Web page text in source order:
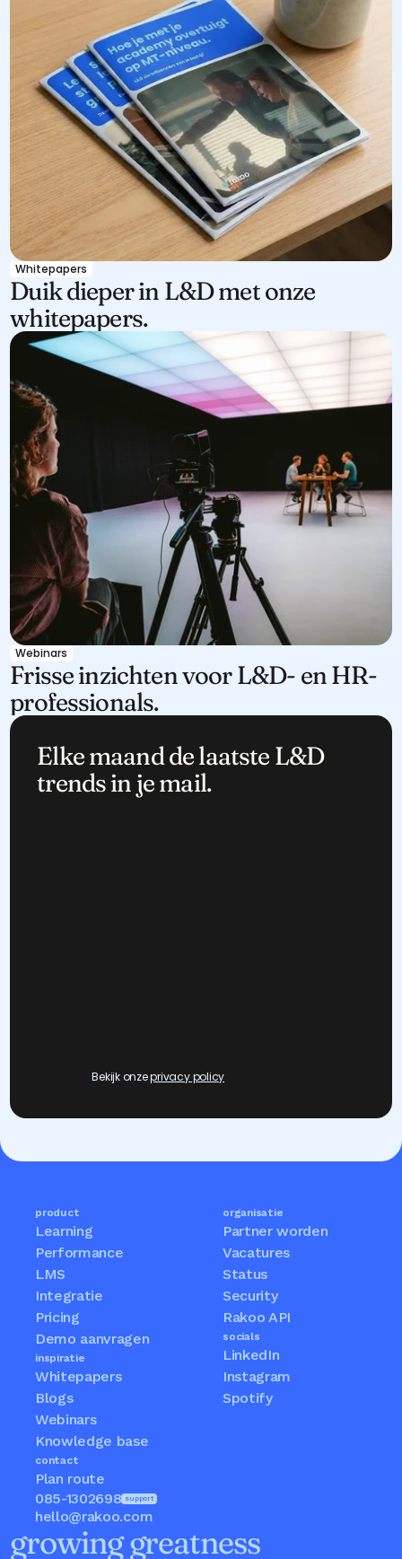
Whitepapers
Duik dieper in L&D met onze
whitepapers.
Webinars
Frisse inzichten voor L&D- en HR-
professionals.
Elke maand de laatste L&D
trends in je mail.
Bekijk onze privacy policy
product
Learning
Performance
LMS
Integratie
Pricing
Demo aanvragen
inspiratie
Whitepapers
Blogs
Webinars
Knowledge base
contact
Plan route
085-1302698 support
hello@rakoo.com
organisatie
Partner worden
Vacatures
Status
Security
Rakoo API
socials
LinkedIn
Instagram
Spotify
growing greatness